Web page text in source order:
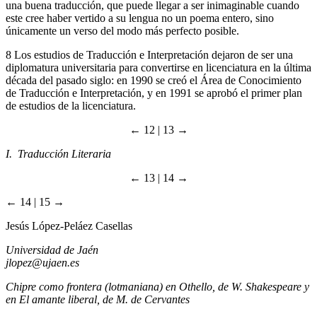
una buena traducción, que puede llegar a ser inimaginable cuando
este cree haber vertido a su lengua no un poema entero, sino
únicamente un verso del modo más perfecto posible.
8 Los estudios de Traducción e Interpretación dejaron de ser una
diplomatura universitaria para convertirse en licenciatura en la última
década del pasado siglo: en 1990 se creó el Área de Conocimiento
de Traducción e Interpretación, y en 1991 se aprobó el primer plan
de estudios de la licenciatura.
← 12 | 13 →
I. Traducción Literaria
← 13 | 14 →
← 14 | 15 →
Jesús López-Peláez Casellas
Universidad de Jaén
jlopez@ujaen.es
Chipre como frontera (lotmaniana) en Othello , de W. Shakespeare y
en El amante liberal , de M. de Cervantes